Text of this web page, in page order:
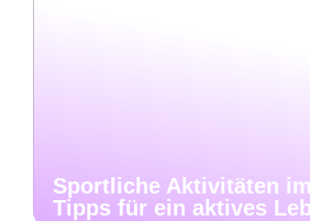
Sportliche Aktivitäten
Tipps für ein aktives